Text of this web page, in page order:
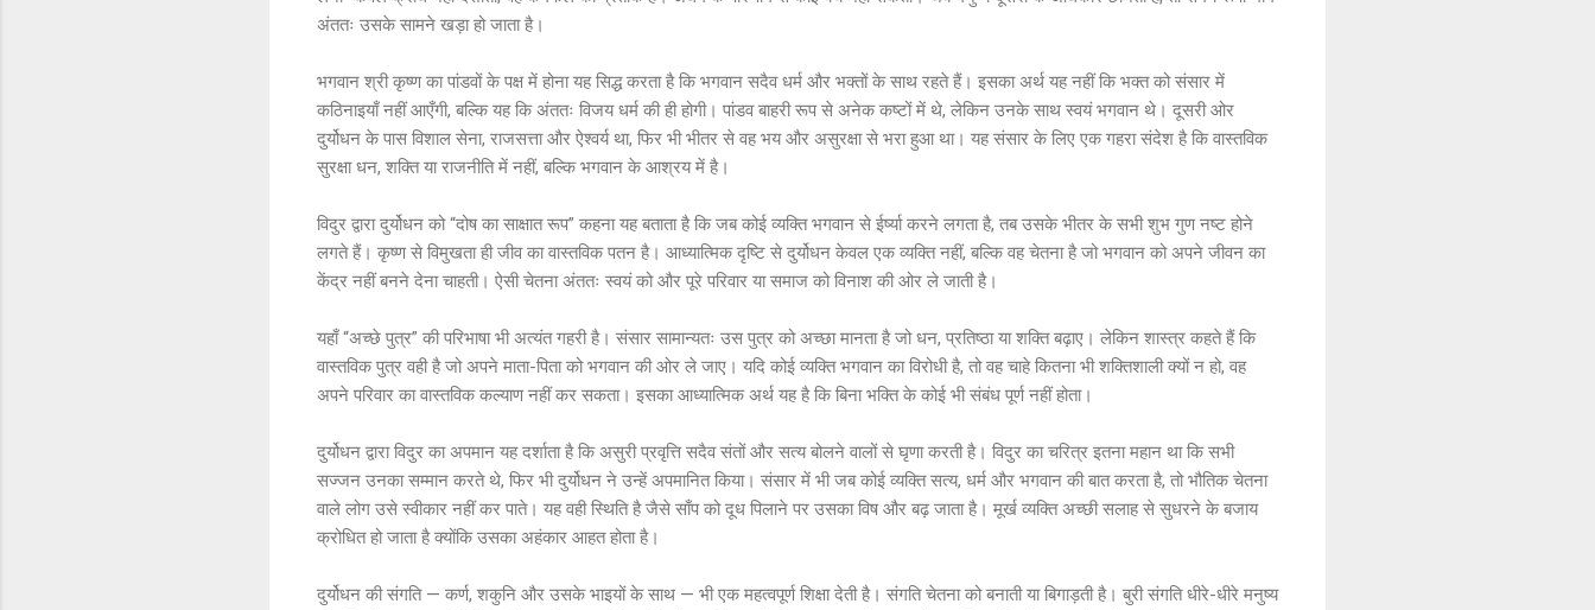
अंततः उसके सामने खड़ा हो जाता है।
भगवान श्री कृष्ण का पांडवों के पक्ष में होना यह सिद्ध करता है कि भगवान सदैव धर्म और भक्तों के साथ रहते हैं। इसका अर्थ यह नहीं कि भक्त को संसार में
कठिनाइयाँ नहीं आएँगी, बल्कि यह कि अंततः विजय धर्म की ही होगी। पांडव बाहरी रूप से अनेक कष्टों में थे, लेकिन उनके साथ स्वयं भगवान थे। दूसरी ओर
दुर्योधन के पास विशाल सेना, राजसत्ता और ऐश्वर्य था, फिर भी भीतर से वह भय और असुरक्षा से भरा हुआ था। यह संसार के लिए एक गहरा संदेश है कि वास्तविक
सुरक्षा धन, शक्ति या राजनीति में नहीं, बल्कि भगवान के आश्रय में है।
विदुर द्वारा दुर्योधन को “दोष का साक्षात रूप” कहना यह बताता है कि जब कोई व्यक्ति भगवान से ईर्ष्या करने लगता है, तब उसके भीतर के सभी शुभ गुण नष्ट होने
लगते हैं। कृष्ण से विमुखता ही जीव का वास्तविक पतन है। आध्यात्मिक दृष्टि से दुर्योधन केवल एक व्यक्ति नहीं, बल्कि वह चेतना है जो भगवान को अपने जीवन का
केंद्र नहीं बनने देना चाहती। ऐसी चेतना अंततः स्वयं को और पूरे परिवार या समाज को विनाश की ओर ले जाती है।
यहाँ “अच्छे पुत्र” की परिभाषा भी अत्यंत गहरी है। संसार सामान्यतः उस पुत्र को अच्छा मानता है जो धन, प्रतिष्ठा या शक्ति बढ़ाए। लेकिन शास्त्र कहते हैं कि
वास्तविक पुत्र वही है जो अपने माता-पिता को भगवान की ओर ले जाए। यदि कोई व्यक्ति भगवान का विरोधी है, तो वह चाहे कितना भी शक्तिशाली क्यों न हो, वह
अपने परिवार का वास्तविक कल्याण नहीं कर सकता। इसका आध्यात्मिक अर्थ यह है कि बिना भक्ति के कोई भी संबंध पूर्ण नहीं होता।
दुर्योधन द्वारा विदुर का अपमान यह दर्शाता है कि असुरी प्रवृत्ति सदैव संतों और सत्य बोलने वालों से घृणा करती है। विदुर का चरित्र इतना महान था कि सभी
सज्जन उनका सम्मान करते थे, फिर भी दुर्योधन ने उन्हें अपमानित किया। संसार में भी जब कोई व्यक्ति सत्य, धर्म और भगवान की बात करता है, तो भौतिक चेतना
वाले लोग उसे स्वीकार नहीं कर पाते। यह वही स्थिति है जैसे साँप को दूध पिलाने पर उसका विष और बढ़ जाता है। मूर्ख व्यक्ति अच्छी सलाह से सुधरने के बजाय
क्रोधित हो जाता है क्योंकि उसका अहंकार आहत होता है।
दुर्योधन की संगति — कर्ण, शकुनि और उसके भाइयों के साथ — भी एक महत्वपूर्ण शिक्षा देती है। संगति चेतना को बनाती या बिगाड़ती है। बुरी संगति धीरे-धीरे मनुष्य